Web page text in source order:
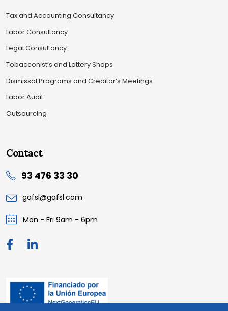
Tax and Accounting Consultancy
Labor Consultancy
Legal Consultancy
Tobacconist’s and Lottery Shops
Dismissal Programs and Creditor’s Meetings
Labor Audit
Outsourcing
Contact
93 476 33 30
gafsl@gafsl.com
Mon - Fri 9am - 6pm